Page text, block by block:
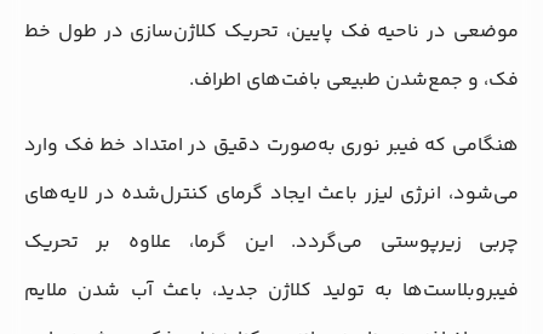
موضعی در ناحیه فک پایین، تحریک کلاژن‌سازی در طول خط
فک، و جمع‌شدن طبیعی بافت‌های اطراف.
هنگامی که فیبر نوری به‌صورت دقیق در امتداد خط فک وارد
می‌شود، انرژی لیزر باعث ایجاد گرمای کنترل‌شده در لایه‌های
چربی زیرپوستی می‌گردد. این گرما، علاوه بر تحریک
فیبروبلاست‌ها به تولید کلاژن جدید، باعث آب شدن ملایم